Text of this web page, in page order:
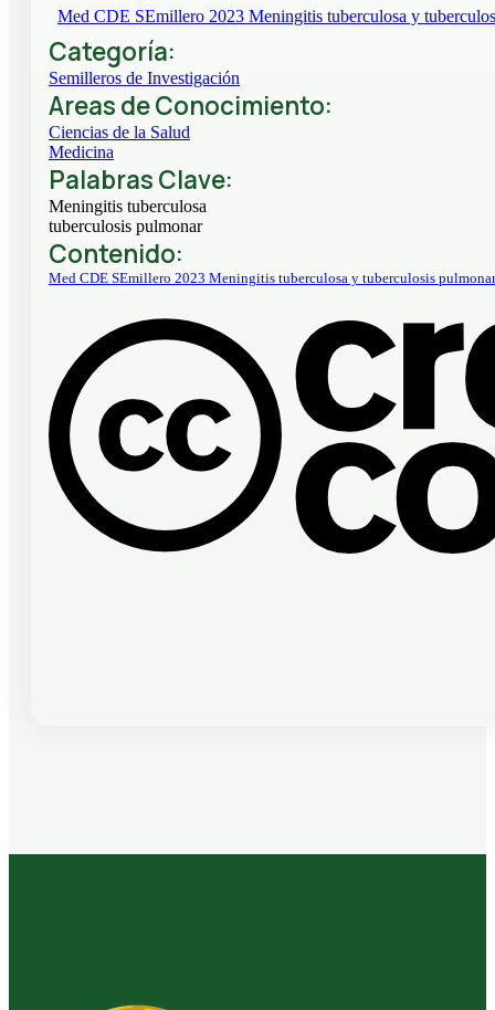
Med CDE SEmillero 2023 Meningitis tuberculosa y
Categoría:
Semilleros de Investigación
Areas de Conocimiento:
Ciencias de la Salud
Medicina
Palabras Clave:
Meningitis tuberculosa
tuberculosis pulmonar
Contenido:
Med CDE SEmillero 2023 Meningitis tuberculosa y tuberculosis